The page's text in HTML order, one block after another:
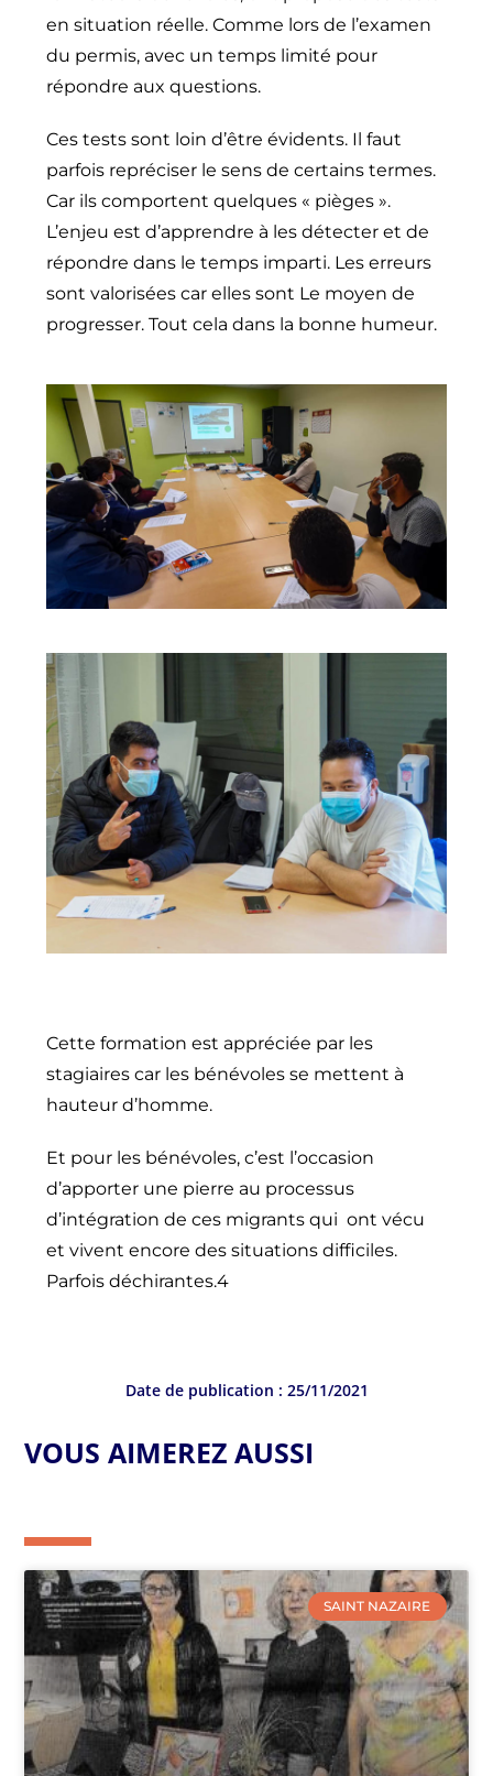
en situation réelle. Comme lors de l’examen
du permis, avec un temps limité pour
répondre aux questions.
Ces tests sont loin d’être évidents. Il faut
parfois repréciser le sens de certains termes.
Car ils comportent quelques « pièges ».
L’enjeu est d’apprendre à les détecter et de
répondre dans le temps imparti. Les erreurs
sont valorisées car elles sont Le moyen de
progresser. Tout cela dans la bonne humeur.
Cette formation est appréciée par les
stagiaires car les bénévoles se mettent à
hauteur d’homme.
Et pour les bénévoles, c’est l’occasion
d’apporter une pierre au processus
d’intégration de ces migrants qui ont vécu
et vivent encore des situations difficiles.
Parfois déchirantes.4
Date de publication : 25/11/2021
VOUS AIMEREZ AUSSI
SAINT NAZAIRE